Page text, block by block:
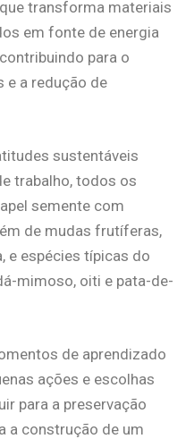
transforma materiais
em fonte de energia
para o
e a redução de
sustentáveis
trabalho, todos os
semente com
de mudas frutíferas,
e espécies típicas do
mimoso, oiti e pata-de-
de aprendizado
ações e escolhas
para a preservação
a construção de um